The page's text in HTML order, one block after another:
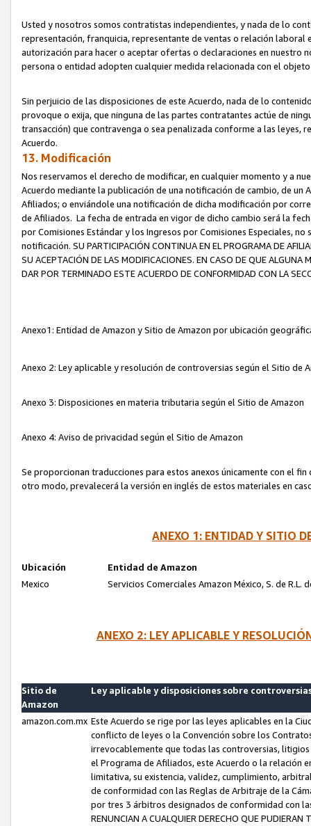
Usted y nosotros somos contratistas independientes, y nada de lo
representación, franquicia, representante de ventas o relación
autorización para hacer o aceptar ofertas o declaraciones en nuestro
persona o entidad adopten cualquier medida relacionada con el
Sin perjuicio de las disposiciones de este Acuerdo, nada de lo
provoque o exija, que ninguna de las partes contratantes actúe de
transacción) que contravenga o sea penalizada conforme a las leyes,
Acuerdo.
13. Modificación
Nos reservamos el derecho de modificar, en cualquier momento y a
Acuerdo mediante la publicación de una notificación de cambio, de
Afiliados; o enviándole una notificación de dicha modificación por
de Afiliados. La fecha de entrada en vigor de dicho cambio será la
por Comisiones Estándar y los Ingresos por Comisiones Especiales,
notificación. SU PARTICIPACIÓN CONTINUA EN EL PROGRAMA DE
SU ACEPTACIÓN DE LAS MODIFICACIONES. EN CASO DE QUE ALGUNA
DAR POR TERMINADO ESTE ACUERDO DE CONFORMIDAD CON LA
Anexo1: Entidad de Amazon y Sitio de Amazon por ubicación
Anexo 2: Ley aplicable y resolución de controversias según el Sitio de
Anexo 3: Disposiciones en materia tributaria según el Sitio de Amazon
Anexo 4: Aviso de privacidad según el Sitio de Amazon
Se proporcionan traducciones para estos anexos únicamente con el
otro modo, prevalecerá la versión en inglés de estos materiales en
ANEXO 1: ENTIDAD Y SITIO
Ubicación
Entidad de Amazon
Mexico
Servicios Comerciales Amazon México, S. de R.L.
ANEXO 2: LEY APLICABLE Y
Sitio de
Amazon
Ley aplicable y disposiciones sobre
amazon.com.mx Este Acuerdo se rige por las leyes aplicables en la
conflicto de leyes o la Convención sobre los
irrevocablemente que todas las controversias,
el Programa de Afiliados, este Acuerdo o la relación
limitativa, su existencia, validez, cumplimiento,
de conformidad con las Reglas de Arbitraje de la
por tres 3 árbitros designados de conformidad con las
RENUNCIAN A CUALQUIER DERECHO QUE